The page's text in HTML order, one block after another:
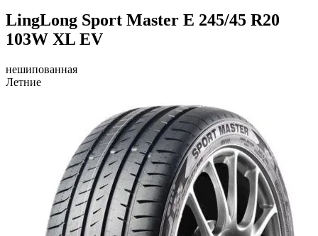
LingLong Sport Master E 245/45 R20
103W XL EV
нешипованная
Летние